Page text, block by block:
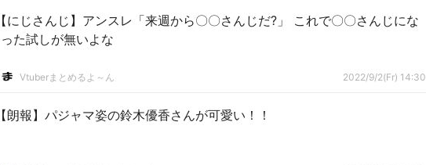
【にじさんじ】アンスレ「来週から〇〇さんじだ?」 これで〇〇さんじにな
った試しが無いよな
Vtuberまとめるよ～ん 2022/9/2(Fr) 14:30
【朗報】パジャマ姿の鈴木優香さんが可愛い！！